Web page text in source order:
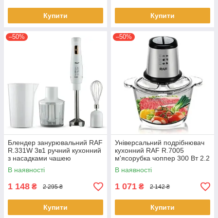
Купити Купити
–50%
Блендер занурювальний RAF
R.331W 3в1 ручний кухонний
з насадками чашею
подрібнювач 800 Вт Білий
В наявності
1 148 ₴ 2 295 ₴
Купити
–50%
Універсальний подрібнювач
кухонний RAF R.7005
м'ясорубка чоппер 300 Вт 2.2
л
В наявності
1 071 ₴ 2 142 ₴
Купити